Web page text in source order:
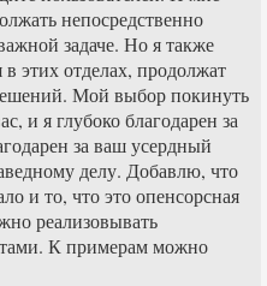
непосредственно
задаче. Но я также
в этих отделах, продолжат
Мой выбор покинуть
и я глубоко благодарен за
за ваш усердный
делу. Добавлю, что
и то, что это опенсорсная
реализовывать
К примерам можно